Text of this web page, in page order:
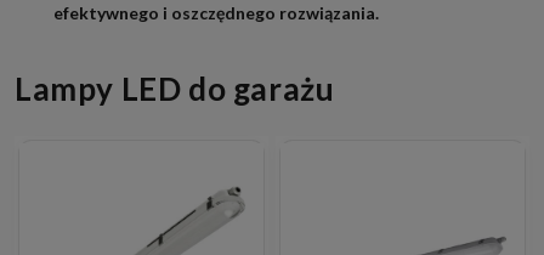
efektywnego i oszczędnego rozwiązania.
Lampy LED do garażu